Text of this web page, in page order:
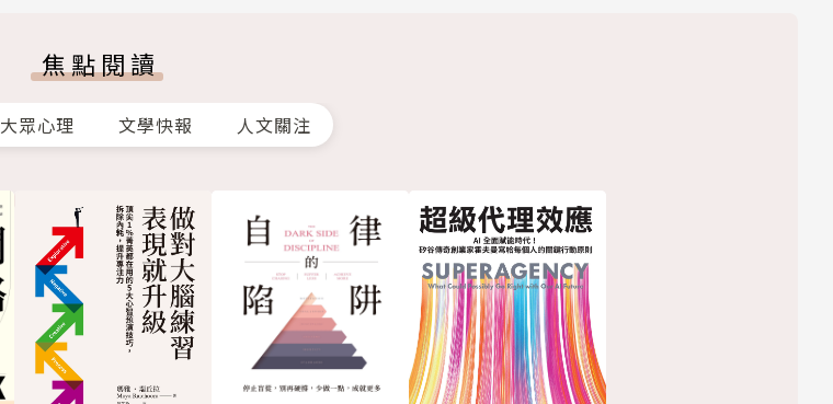
焦點閱讀
大眾心理 文學快報 人文關注